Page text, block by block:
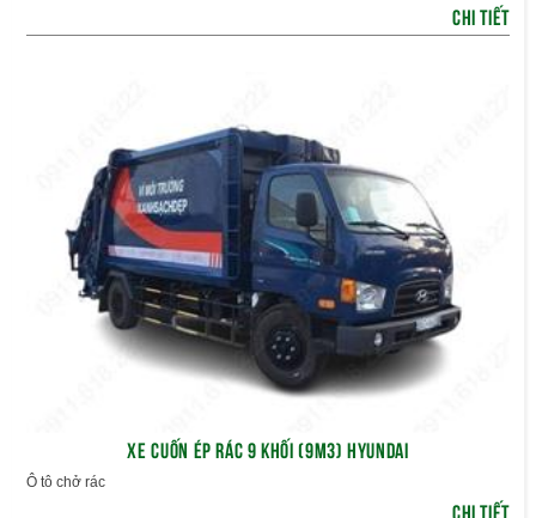
CHI TIẾT
XE CUỐN ÉP RÁC 9 KHỐI (9M3) HYUNDAI
Ô tô chở rác
CHI TIẾT